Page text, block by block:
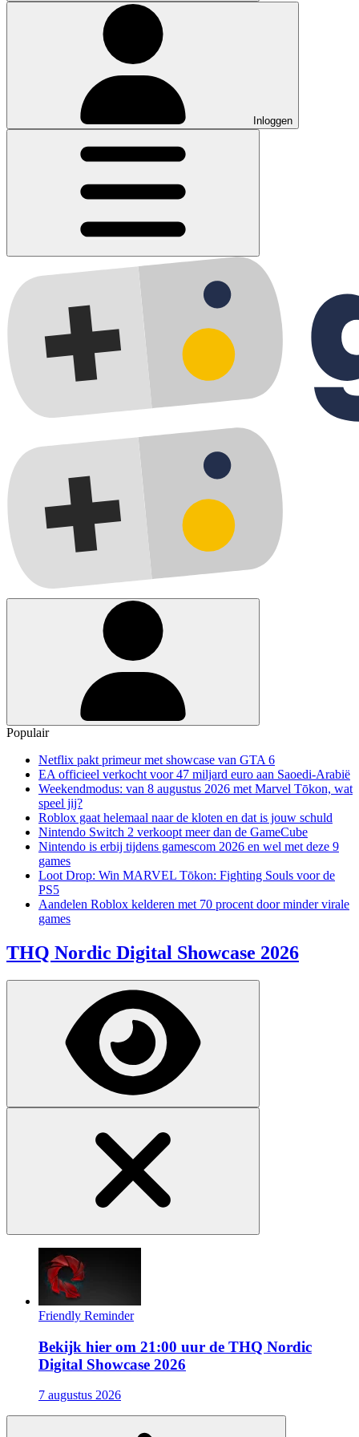
Inloggen
Populair
Netflix pakt primeur met showcase van GTA 6
EA officieel verkocht voor 47 miljard euro aan Saoedi-Arabië
Weekendmodus: van 8 augustus 2026 met Marvel Tōkon, wat
speel jij?
Roblox gaat helemaal naar de kloten en dat is jouw schuld
Nintendo Switch 2 verkoopt meer dan de GameCube
Nintendo is erbij tijdens gamescom 2026 en wel met deze 9
games
Loot Drop: Win MARVEL Tōkon: Fighting Souls voor de
PS5
Aandelen Roblox kelderen met 70 procent door minder virale
games
THQ Nordic Digital Showcase 2026
Friendly Reminder
Bekijk hier om 21:00 uur de THQ Nordic
Digital Showcase 2026
7 augustus 2026